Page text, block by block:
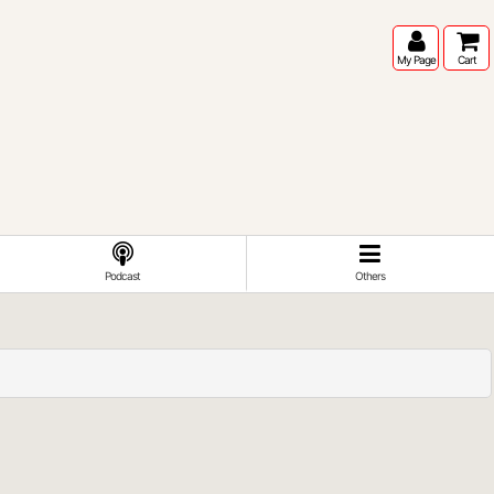
My Page Cart
Podcast Others